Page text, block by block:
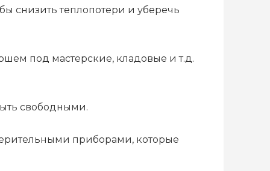
снизить теплопотери и уберечь
под мастерские, кладовые и т.д.
свободными.
приборами, которые